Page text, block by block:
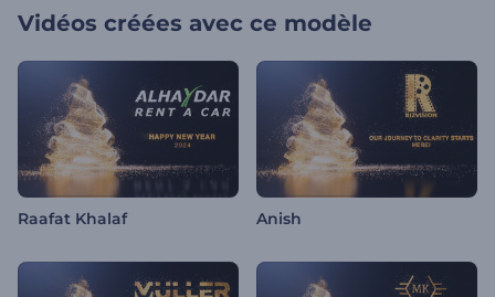
Vidéos créées avec ce modèle
Raafat Khalaf Anish